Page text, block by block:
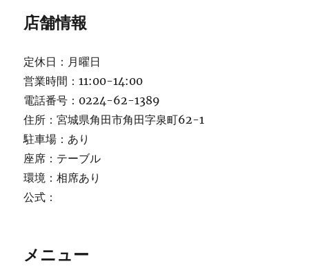
店舗情報
定休日：月曜日
営業時間：11:00-14:00
電話番号：0224-62-1389
住所：宮城県角田市角田字泉町62-1
駐車場：あり
座席：テーブル
環境：相席あり
公式：
メニュー